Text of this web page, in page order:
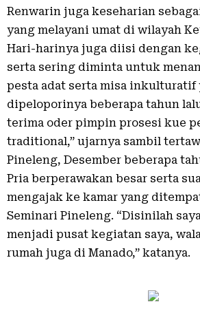
Renwarin juga keseharian
yang melayani umat di wilayah
Hari-harinya juga diisi dengan
serta sering diminta untuk
pesta adat serta misa inkulturatif
dipeloporinya beberapa tahun
terima oder pimpin prosesi kue
traditional,” ujarnya sambil
Pineleng, Desember beberapa
Pria berperawakan besar serta
mengajak ke kamar yang
Seminari Pineleng. “Disinilah
menjadi pusat kegiatan saya,
rumah juga di Manado,” katanya.